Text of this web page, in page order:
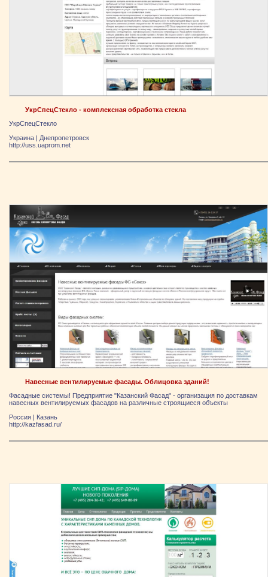
УкрСпецСтекло - комплексная обработка стекла
УкрСпецСтекло
Украина | Днепропетровск
http://uss.uaprom.net
Навесные вентилируемые фасады. Облицовка зданий!
Фасадные системы! Предприятие "Казанский Фасад" - организация по доставкам
навесных вентилируемых фасадов на различные строящиеся объекты
Россия | Казань
http://kazfasad.ru/